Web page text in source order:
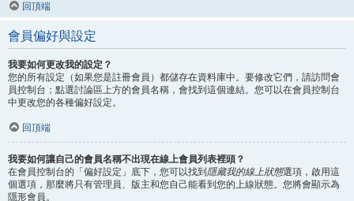
回頂端
會員偏好與設定
我要如何更改我的設定？
您的所有設定（如果您是註冊會員）都儲存在資料庫中。要修改它們，請訪問會
員控制台；點選討論區上方的會員名稱，會找到這個連結。您可以在會員控制台
中更改您的各種偏好設定。
回頂端
我要如何讓自己的會員名稱不出現在線上會員列表裡頭？
在會員控制台的「偏好設定」底下，您可以找到 隱藏我的線上狀態選項，啟用這
個選項，那麼將只有管理員、版主和您自己能看到您的上線狀態。您將會顯示為
隱形會員。